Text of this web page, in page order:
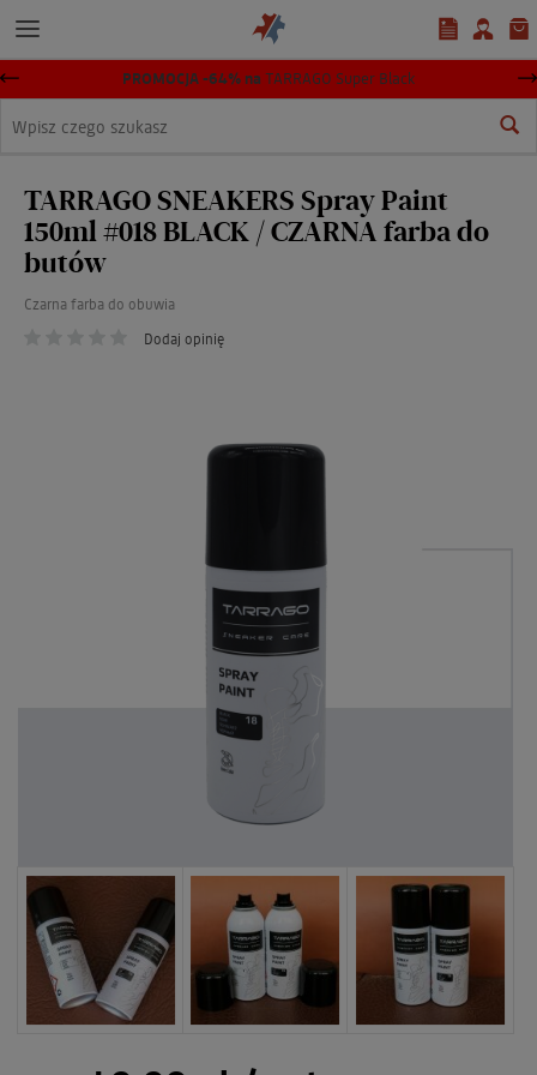
PROMOCJA -64% na TARRAGO Super Black
TARRAGO SNEAKERS Spray Paint
150ml #018 BLACK / CZARNA farba do
butów
Czarna farba do obuwia
Dodaj opinię